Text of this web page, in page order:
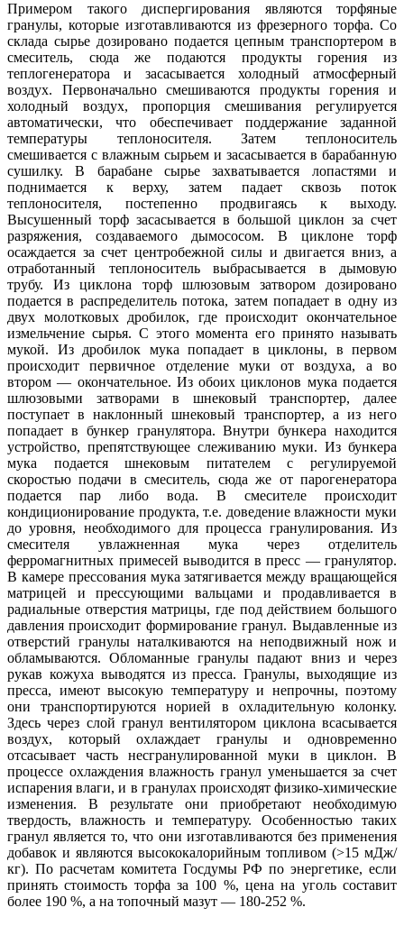
Примером такого диспергирования являются торфяные
гранулы, которые изготавливаются из фрезерного торфа. Со
склада сырье дозировано подается цепным транспортером в
смеситель, сюда же подаются продукты горения из
теплогенератора и засасывается холодный атмосферный
воздух. Первоначально смешиваются продукты горения и
холодный воздух, пропорция смешивания регулируется
автоматически, что обеспечивает поддержание заданной
температуры теплоносителя. Затем теплоноситель
смешивается с влажным сырьем и засасывается в барабанную
сушилку. В барабане сырье захватывается лопастями и
поднимается к верху, затем падает сквозь поток
теплоносителя, постепенно продвигаясь к выходу.
Высушенный торф засасывается в большой циклон за счет
разряжения, создаваемого дымососом. В циклоне торф
осаждается за счет центробежной силы и двигается вниз, а
отработанный теплоноситель выбрасывается в дымовую
трубу. Из циклона торф шлюзовым затвором дозировано
подается в распределитель потока, затем попадает в одну из
двух молотковых дробилок, где происходит окончательное
измельчение сырья. С этого момента его принято называть
мукой. Из дробилок мука попадает в циклоны, в первом
происходит первичное отделение муки от воздуха, а во
втором — окончательное. Из обоих циклонов мука подается
шлюзовыми затворами в шнековый транспортер, далее
поступает в наклонный шнековый транспортер, а из него
попадает в бункер гранулятора. Внутри бункера находится
устройство, препятствующее слеживанию муки. Из бункера
мука подается шнековым питателем с регулируемой
скоростью подачи в смеситель, сюда же от парогенератора
подается пар либо вода. В смесителе происходит
кондиционирование продукта, т.е. доведение влажности муки
до уровня, необходимого для процесса гранулирования. Из
смесителя увлажненная мука через отделитель
ферромагнитных примесей выводится в пресс — гранулятор.
В камере прессования мука затягивается между вращающейся
матрицей и прессующими вальцами и продавливается в
радиальные отверстия матрицы, где под действием большого
давления происходит формирование гранул. Выдавленные из
отверстий гранулы наталкиваются на неподвижный нож и
обламываются. Обломанные гранулы падают вниз и через
рукав кожуха выводятся из пресса. Гранулы, выходящие из
пресса, имеют высокую температуру и непрочны, поэтому
они транспортируются норией в охладительную колонку.
Здесь через слой гранул вентилятором циклона всасывается
воздух, который охлаждает гранулы и одновременно
отсасывает часть несгранулированной муки в циклон. В
процессе охлаждения влажность гранул уменьшается за счет
испарения влаги, и в гранулах происходят физико-химические
изменения. В результате они приобретают необходимую
твердость, влажность и температуру. Особенностью таких
гранул является то, что они изготавливаются без применения
добавок и являются высокока­лорийным топливом (>15 мДж/
кг). По расчетам комитета Госдумы РФ по энергетике, если
принять стоимость торфа за 100 %, цена на уголь составит
более 190 %, а на топочный мазут — 180-252 %.